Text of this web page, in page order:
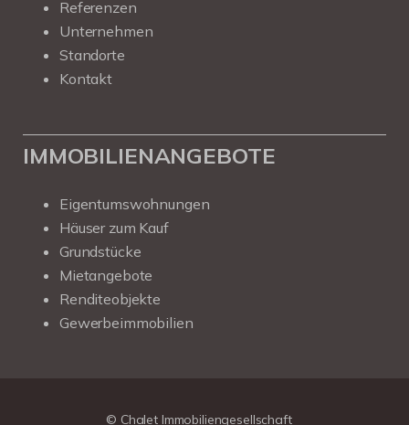
Referenzen
Unternehmen
Standorte
Kontakt
IMMOBILIENANGEBOTE
Eigentumswohnungen
Häuser zum Kauf
Grundstücke
Mietangebote
Renditeobjekte
Gewerbeimmobilien
© Chalet Immobiliengesellschaft
SEHR GUT